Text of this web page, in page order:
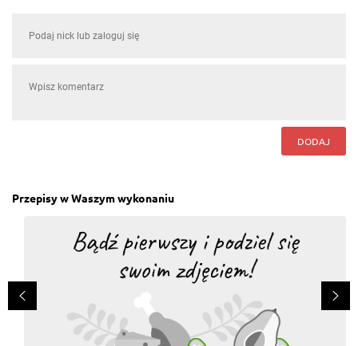
DODAJ
Przepisy w Waszym wykonaniu